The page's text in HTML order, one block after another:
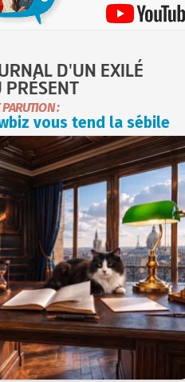
D'UN EXILÉ
PRÉSENT
:
vous tend la sébile